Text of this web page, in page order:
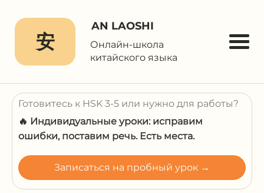
安
AN LAOSHI
Онлайн-школа
китайского языка
Готовитесь к HSK 3-5 или нужно для работы?
🔥 Индивидуальные уроки: исправим
ошибки, поставим речь. Есть места.
Записаться на пробный урок →